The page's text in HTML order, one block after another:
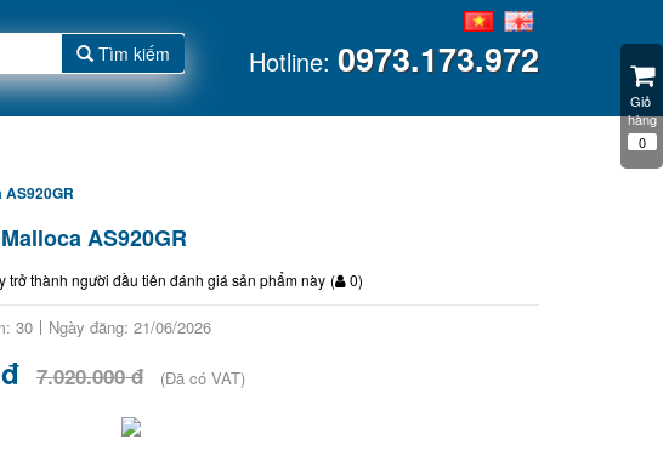
Tìm kiếm Hotline: 0973.173.972
AS920GR
AS920GR
trở thành người đầu tiên đánh giá sản phẩm này ( 0)
30 Ngày đăng: 21/06/2026
7.020.000 đ
(Đã có VAT)
Giỏ
hàng
0